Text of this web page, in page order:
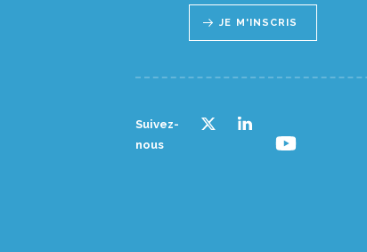
JE M'INSCRIS
Suivez-
nous